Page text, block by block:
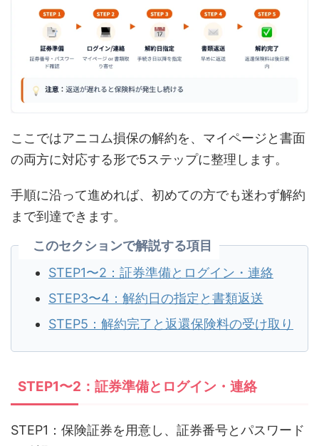
ここではアニコム損保の解約を、マイページと書面
の両方に対応する形で5ステップに整理します。
手順に沿って進めれば、初めての方でも迷わず解約
まで到達できます。
このセクションで解説する項目
STEP1〜2：証券準備とログイン・連絡
STEP3〜4：解約日の指定と書類返送
STEP5：解約完了と返還保険料の受け取り
STEP1〜2：証券準備とログイン・連絡
STEP1：保険証券を用意し、証券番号とパスワード